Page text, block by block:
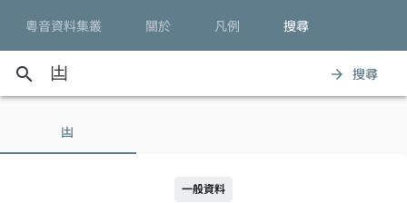
粵音資料集叢 關於 凡例 搜尋
search arrow_forward 搜尋
凷
一般資料